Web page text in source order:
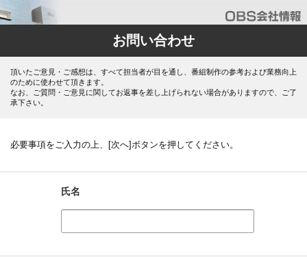
お問い合わせ
頂いたご意見・ご感想は、すべて担当者が目を通し、番組制作の参考および業務向上
のために使わせて頂きます。
なお、ご質問・ご意見に関してお返事を差し上げられない場合がありますので、ご了
承下さい。
必要事項をご入力の上、[次へ]ボタンを押してください。
氏名